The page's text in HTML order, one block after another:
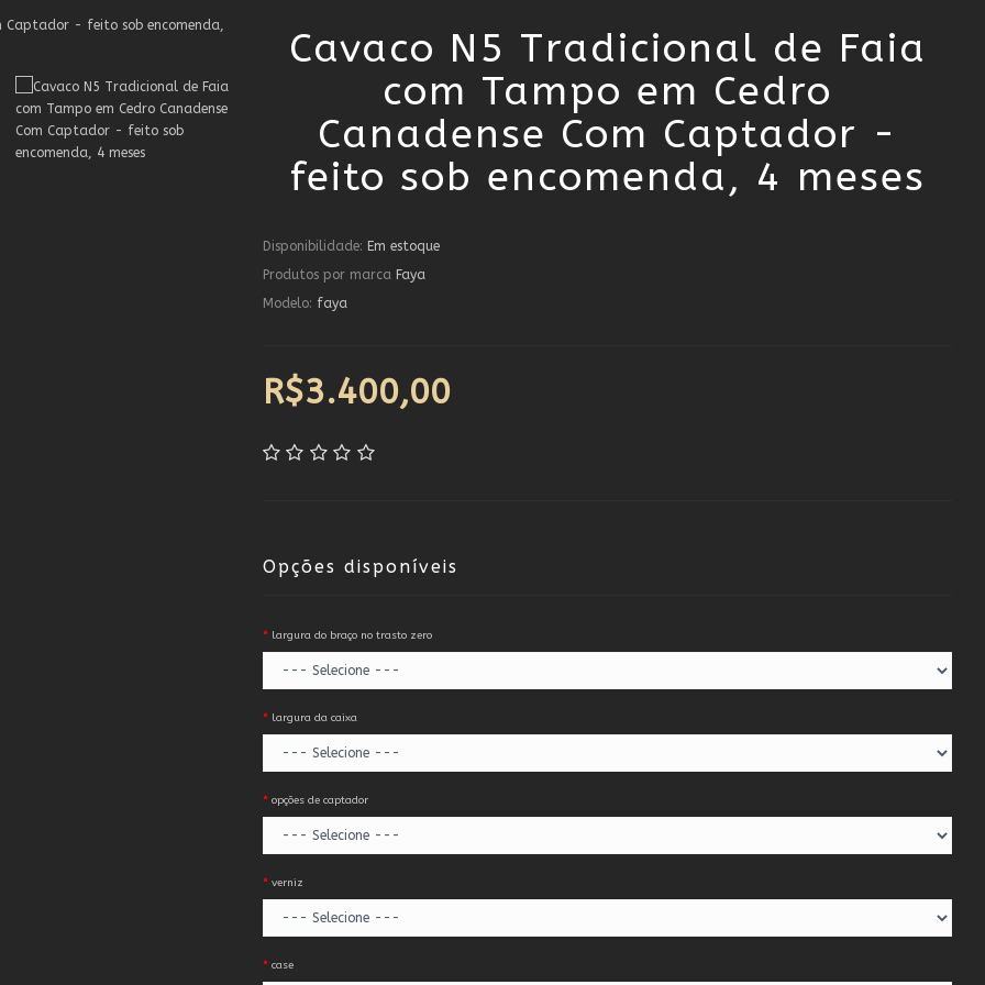
Cavaco N5 Tradicional de Faia
com Tampo em Cedro
Canadense Com Captador -
feito sob encomenda, 4 meses
Disponibilidade: Em estoque
Produtos por marca Faya
Modelo: faya
R$3.400,00
Opções disponíveis
largura do braço no trasto zero
largura da caixa
opções de captador
verniz
case